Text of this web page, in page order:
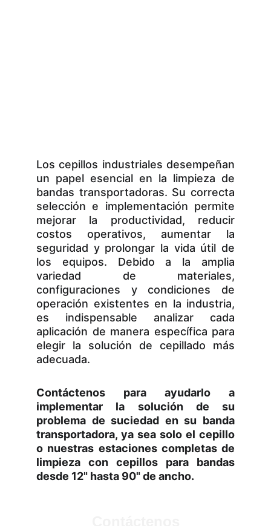
Los cepillos industriales desempeñan
un papel esencial en la limpieza de
bandas transportadoras. Su correcta
selección e implementación permite
mejorar la productividad, reducir
costos operativos, aumentar la
seguridad y prolongar la vida útil de
los equipos. Debido a la amplia
variedad de materiales,
configuraciones y condiciones de
operación existentes en la industria,
es indispensable analizar cada
aplicación de manera específica para
elegir la solución de cepillado más
adecuada.
Contáctenos para ayudarlo a
implementar la solución de su
problema de suciedad en su banda
transportadora, ya sea solo el cepillo
o nuestras estaciones completas de
limpieza con cepillos para bandas
desde 12" hasta 90" de ancho.